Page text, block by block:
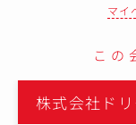
マイ
この
株式会社ド